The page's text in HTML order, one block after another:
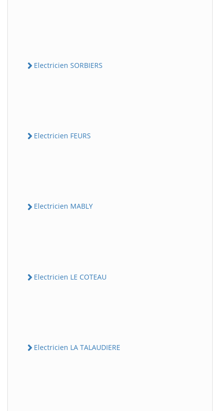
Electricien SORBIERS
Electricien FEURS
Electricien MABLY
Electricien LE COTEAU
Electricien LA TALAUDIERE